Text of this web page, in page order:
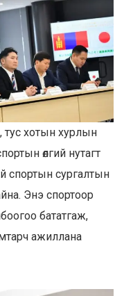
хотын хурлын
өлгий нутагт
спортын сургалтын
Энэ спортоор
бататгаж,
ажиллана